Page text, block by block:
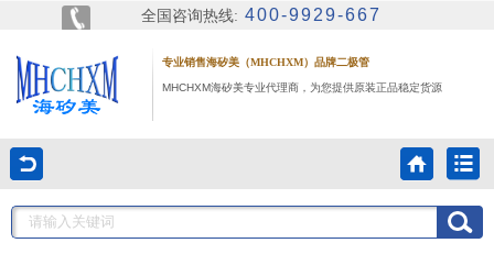
全国咨询热线: 400-9929-667
专业销售海矽美（MHCHXM）品牌二极管
MHCHXM海矽美专业代理商，为您提供原装正品稳定货源